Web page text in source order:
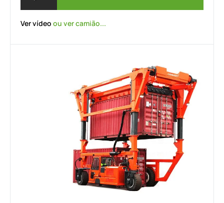
Ver vídeo ou ver camião...